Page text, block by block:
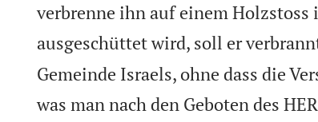
verbrenne ihn auf einem Holzstoss
ausgeschüttet wird, soll er
Gemeinde Israels, ohne dass die
was man nach den Geboten des